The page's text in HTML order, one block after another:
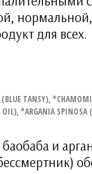
для всех.
TANSY),
OIL), *ARGANIA
и